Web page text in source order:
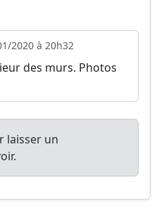
2020 à 20h32
des murs. Photos
laisser un